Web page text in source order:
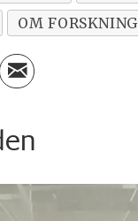
OM FORSKNING